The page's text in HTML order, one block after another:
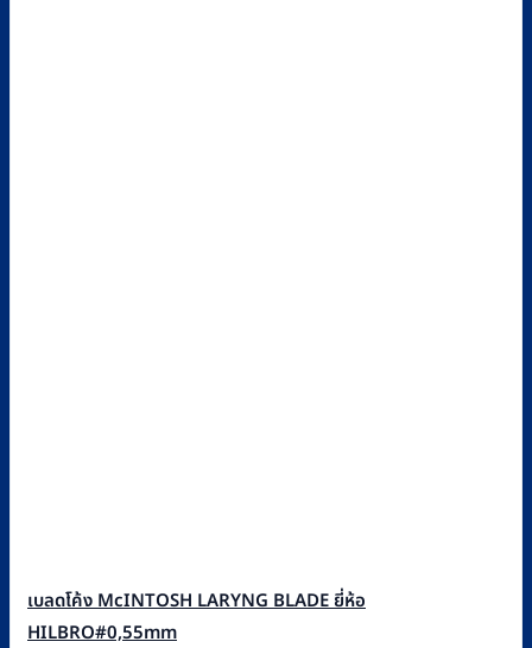
เบลดโค้ง McINTOSH LARYNG BLADE ยี่ห้อ
HILBRO#0,55mm